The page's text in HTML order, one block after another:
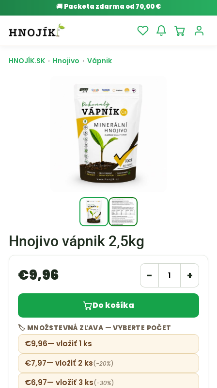
🚚 Packeta zdarma od 70,00 €
HNOJÍK.SK › Hnojivo › Vápnik
Hnojivo vápnik 2,5kg
€9,96
🏷️ MNOŽSTEVNÁ ZĽAVA — VYBERTE POČET
€9,96— vložiť 1 ks
€7,97— vložiť 2 ks(−20%)
€6,97— vložiť 3 ks(−30%)
− +
Do košíka